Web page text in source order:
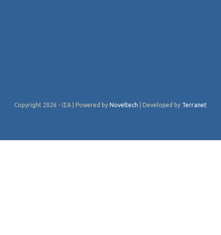
Copyright 2026 - ΙΣΑ | Powered by Noveltech | Developed by Terranet